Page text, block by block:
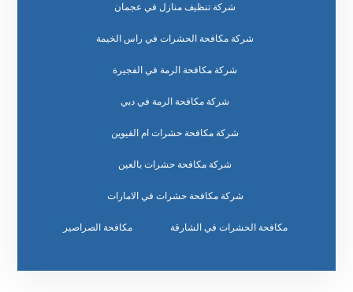
شركة تنظيف منازل في عجمان
شركة مكافحة الحشرات في راس الخيمة
شركة مكافحة الرمة في الفجيرة
شركة مكافحة الرمة في دبي
شركة مكافحة حشرات ام القيوين
شركة مكافحة حشرات بالعين
شركة مكافحة حشرات في الامارات
مكافحة الحشرات في الشارقة مكافحة الصراصير